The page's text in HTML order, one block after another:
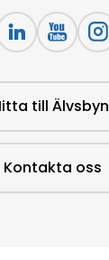
till Älvsbyn
Kontakta oss